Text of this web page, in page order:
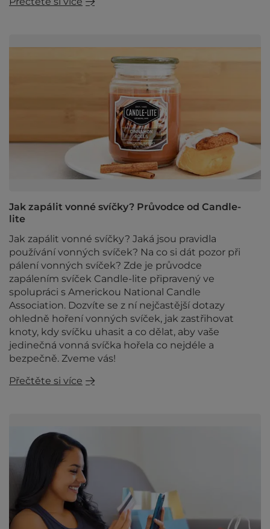
Jak zapálit vonné svíčky? Průvodce od Candle-
lite
Jak zapálit vonné svíčky? Jaká jsou pravidla
používání vonných svíček? Na co si dát pozor při
pálení vonných svíček? Zde je průvodce
zapálením svíček Candle-lite připravený ve
spolupráci s Americkou National Candle
Association. Dozvíte se z ní nejčastější dotazy
ohledně hoření vonných svíček, jak zastřihovat
knoty, kdy svíčku uhasit a co dělat, aby vaše
jedinečná vonná svíčka hořela co nejdéle a
bezpečně. Zveme vás!
Přečtěte si více